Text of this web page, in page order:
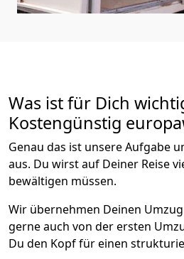
Was ist für Dich
Kostengünstig
Genau das ist unsere Aufgabe
aus. Du wirst auf Deiner Reise
bewältigen müssen.
Wir übernehmen Deinen
gerne auch von der ersten
Du den Kopf für einen